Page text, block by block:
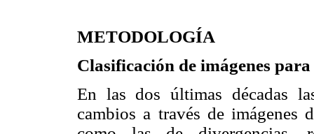
METODOLOGÍA
Clasificación de imágenes
En las dos últimas décadas
cambios a través de imágenes